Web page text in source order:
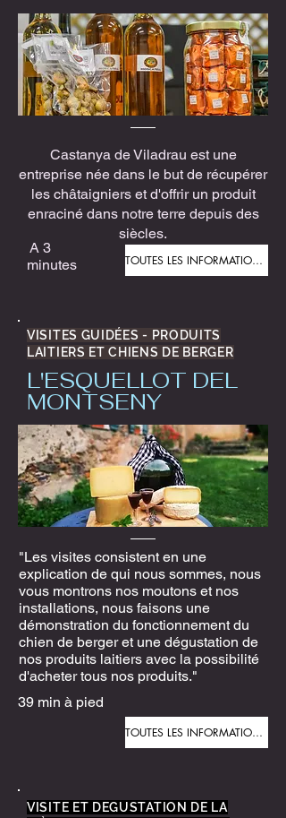
A 3
minutes
TOUTES LES INFORMATIONS
Castanya de Viladrau est une
entreprise née dans le but de récupérer
les châtaigniers et d'offrir un produit
enraciné dans notre terre depuis des
siècles.
VISITES GUIDÉES - PRODUITS
LAITIERS ET CHIENS DE BERGER
L'ESQUELLOT DEL
MONTSENY
"Les visites consistent en une
explication de qui nous sommes, nous
vous montrons nos moutons et nos
installations, nous faisons une
démonstration du fonctionnement du
chien de berger et une dégustation de
nos produits laitiers avec la possibilité
d'acheter tous nos produits."
TOUTES LES INFORMATIONS
39 min à pied
VISITE ET DEGUSTATION DE LA